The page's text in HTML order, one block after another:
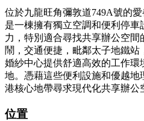
位於九龍旺角彌敦道749A號的愛
是一棟擁有獨立空調和便利停車
力，特別適合尋找共享辦公空
鬧，交通便捷，毗鄰太子地鐵
婚紗中心提供舒適高效的工作環
地。憑藉這些便利設施和優越
港核心地帶尋求現代化共享辦公
位置